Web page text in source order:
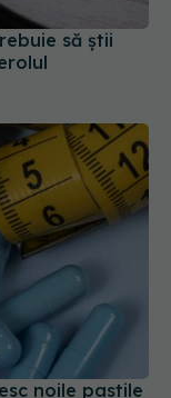
noile pastile
la micul